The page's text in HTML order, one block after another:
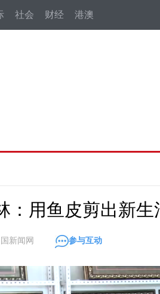
社会 财经 港澳
：用鱼皮剪出新生
新闻网 参与互动